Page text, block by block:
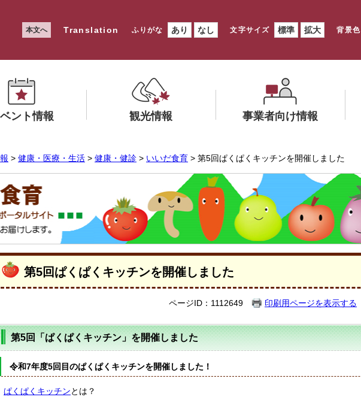
本文へ Translation ふりがな あり なし 文字サイズ 標準 拡大 背景色
ント情報 観光情報
メ
ニ
を
ひ
ら
く
事業者向け情報
メ
ニ
ュ
ー
を
ひ
ら
く
ニ
ー
を
ら
く
> 健康・医療・生活 > 健康・健診 > いいだ食育 > 第5回ぱくぱくキッチンを開催しました
文
第5回ぱくぱくキッチンを開催しました
ページID：1112649 印刷用ページを表示する
第5回「ぱくぱくキッチン」を開催しました
令和7年度5回目のぱくぱくキッチンを開催しました！
ぱくぱくキッチンとは？